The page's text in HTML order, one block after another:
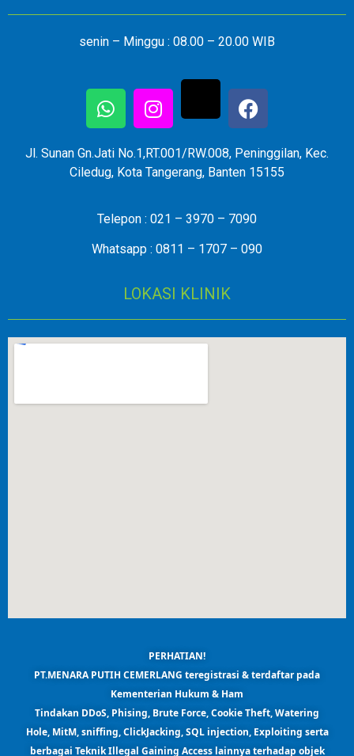
senin – Minggu : 08.00 – 20.00 WIB
Jl. Sunan Gn.Jati No.1,RT.001/RW.008, Peninggilan, Kec.
Ciledug, Kota Tangerang, Banten 15155
Telepon : 021 – 3970 – 7090
Whatsapp : 0811 – 1707 – 090
LOKASI KLINIK
PERHATIAN!
PT.MENARA PUTIH CEMERLANG teregistrasi & terdaftar pada
Kementerian Hukum & Ham
Tindakan DDoS, Phising, Brute Force, Cookie Theft, Watering
Hole, MitM, sniffing, ClickJacking, SQL injection, Exploiting serta
berbagai Teknik Illegal Gaining Access lainnya terhadap objek